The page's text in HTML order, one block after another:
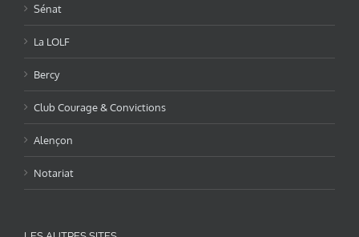
Sénat
La LOLF
Bercy
Club Courage & Convictions
Alençon
Notariat